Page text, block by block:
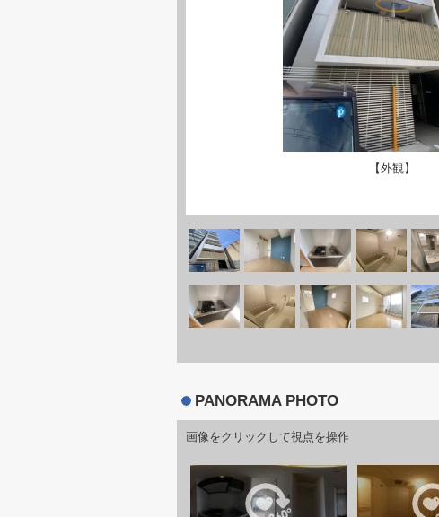
【外観】
PANORAMA PHOTO
画像をクリックして視点を操作